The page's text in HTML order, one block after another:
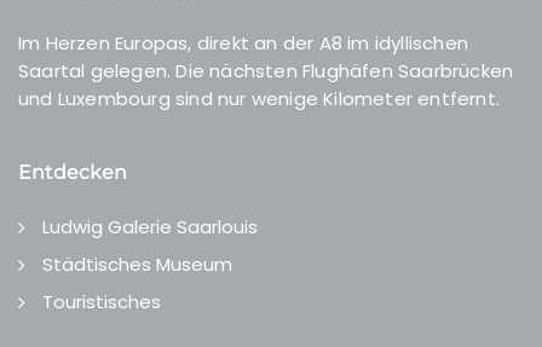
Im Herzen Europas, direkt an der A8 im idyllischen
Saartal gelegen. Die nächsten Flughäfen Saarbrücken
und Luxembourg sind nur wenige Kilometer entfernt.
Entdecken
Ludwig Galerie Saarlouis
Städtisches Museum
Touristisches